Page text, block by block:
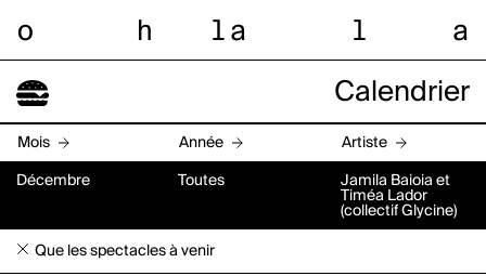
o h l a l a
Calendrier
Mois Année Artiste
Décembre Toutes
Jamila Baioia et
Timéa Lador
(collectif Glycine)
Que les spectacles à venir